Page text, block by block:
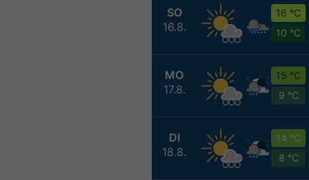
SO
16.8.
16 °C
10 °C
MO
17.8.
15 °C
9 °C
DI
18.8.
14 °C
8 °C